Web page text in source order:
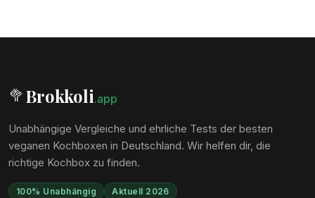
🥦Brokkoli.app
Unabhängige Vergleiche und ehrliche Tests der besten
veganen Kochboxen in Deutschland. Wir helfen dir, die
richtige Kochbox zu finden.
100% Unabhängig Aktuell 2026